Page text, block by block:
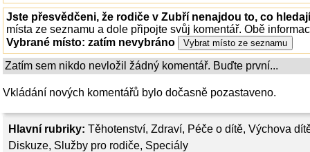
Hlavní rubriky: Těhotenství, Zdraví, Péče o dítě, Výchova
Diskuze, Služby pro rodiče, Speciály
Jste přesvědčeni, že rodiče v Zubří nenajdou to, co
místa ze seznamu a dole připojte svůj komentář. Obě
Vybrané místo: zatím nevybráno
Zatím sem nikdo nevložil žádný komentář. Buďte první...
Vkládání nových komentářů bylo dočasně pozastaveno.